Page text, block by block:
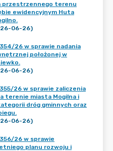
przestrzennego terenu
ewidencyjnym Huta
06-26)
26 w sprawie nadania
położonej w
06-26)
26 w sprawie zaliczenia
terenie miasta Mogilna i
dróg gminnych oraz
06-26)
26 w sprawie
planu rozwoju i